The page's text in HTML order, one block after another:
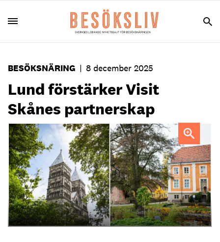
BESÖKSNÄRING | 8 december 2025
Lund förstärker Visit
Skånes partnerskap
Lund ska stärka "Ett skånskt partnerskap"Foto: Visit
Lund / Carolina Romare